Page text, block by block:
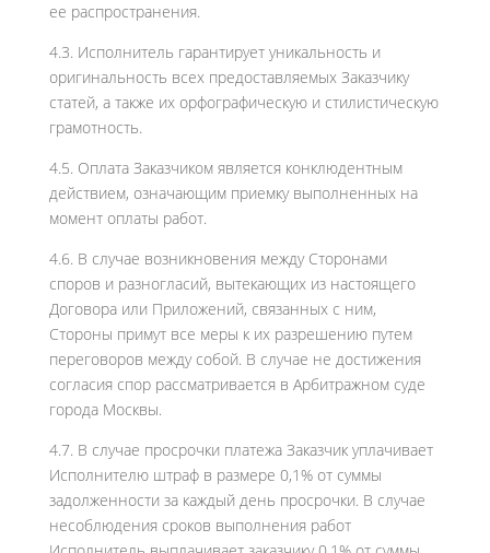
ее распространения.
4.3. Исполнитель гарантирует уникальность и
оригинальность всех предоставляемых Заказчику
статей, а также их орфографическую и стилистическую
грамотность.
4.5. Оплата Заказчиком является конклюдентным
действием, означающим приемку выполненных на
момент оплаты работ.
4.6. В случае возникновения между Сторонами
споров и разногласий, вытекающих из настоящего
Договора или Приложений, связанных с ним,
Стороны примут все меры к их разрешению путем
переговоров между собой. В случае не достижения
согласия спор рассматривается в Арбитражном суде
города Москвы.
4.7. В случае просрочки платежа Заказчик уплачивает
Исполнителю штраф в размере 0,1% от суммы
задолженности за каждый день просрочки. В случае
несоблюдения сроков выполнения работ